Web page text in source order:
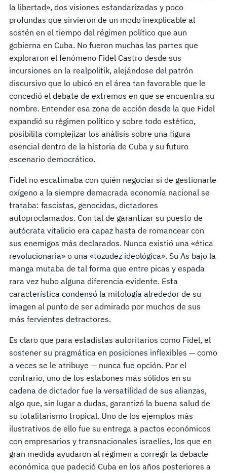
la libertad», dos visiones estandarizadas y poco
profundas que sirvieron de un modo inexplicable al
sostén en el tiempo del régimen político que aun
gobierna en Cuba. No fueron muchas las partes que
exploraron el fenómeno Fidel Castro desde sus
incursiones en la realpolitik, alejándose del patrón
discursivo que lo ubicó en el área tan favorable que le
concedió el debate de extremos en que se encuentra su
nombre. Entender esa zona de acción desde la que Fidel
expandió su régimen político y sobre todo estético,
posibilita complejizar los análisis sobre una figura
esencial dentro de la historia de Cuba y su futuro
escenario democrático.
Fidel no escatimaba con quién negociar si de gestionarle
oxígeno a la siempre demacrada economía nacional se
trataba: fascistas, genocidas, dictadores
autoproclamados. Con tal de garantizar su puesto de
autócrata vitalicio era capaz hasta de romancear con
sus enemigos más declarados. Nunca existió una «ética
revolucionaria» o una «tozudez ideológica». Su As bajo la
manga mutaba de tal forma que entre picas y espada
rara vez hubo alguna diferencia evidente. Esta
característica condensó la mitología alrededor de su
imagen al punto de ser admirado por muchos de sus
más fervientes detractores.
Es claro que para estadistas autoritarios como Fidel, el
sostener su pragmática en posiciones inflexibles — como
a veces se le atribuye — nunca fue opción. Por el
contrario, uno de los eslabones más sólidos en su
cadena de dictador fue la versatilidad de sus alianzas,
algo que, sin lugar a dudas, garantizó la buena salud de
su totalitarismo tropical. Uno de los ejemplos más
ilustrativos de ello fue su entrega a pactos económicos
con empresarios y transnacionales israelíes, los que en
gran medida ayudaron al régimen a corregir la debacle
económica que padeció Cuba en los años posteriores a